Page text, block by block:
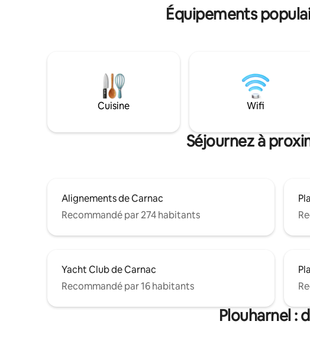
de tous
MER, vous
Alors n'attendez
Équipements
Cuisine Wifi
Séjournez à
Alignements de Carnac
Recommandé par 274 habitants
Yacht Club de Carnac
Recommandé par 16 habitants
Plouharnel :